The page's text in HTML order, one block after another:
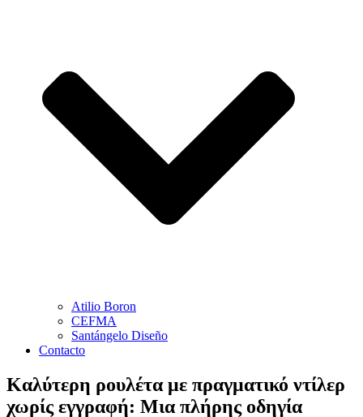
Atilio Boron
CEFMA
Santángelo Diseño
Contacto
Καλύτερη ρουλέτα με πραγματικό ντίλερ
χωρίς εγγραφή: Μια πλήρης οδηγία